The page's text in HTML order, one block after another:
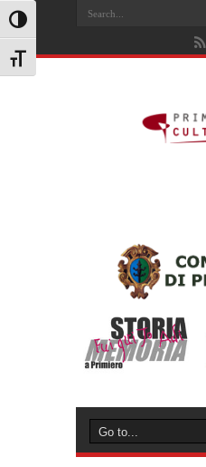
Attiva/disattiva alto contrasto
Attiva/disattiva dimensione testo